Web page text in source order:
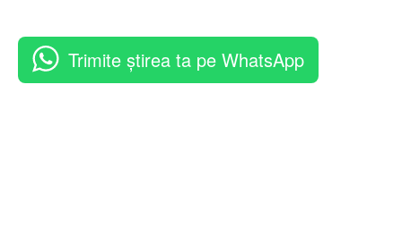
Trimite știrea ta pe WhatsApp